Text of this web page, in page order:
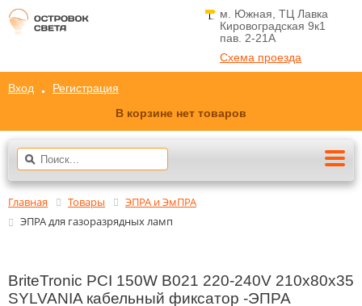
м. Южная, ТЦ Лавка
Кировоградская 9к1
пав. 2-21A
Схема проезда
Вход
Регистрация
В корзине нет товаров
Главная Товары
ЭПРА и ЭмПРА
ЭПРА для газоразрядных ламп
BriteTronic PCI 150W B021 220-240V 210x80x35
SYLVANIA кабельный фиксатор -ЭПРА